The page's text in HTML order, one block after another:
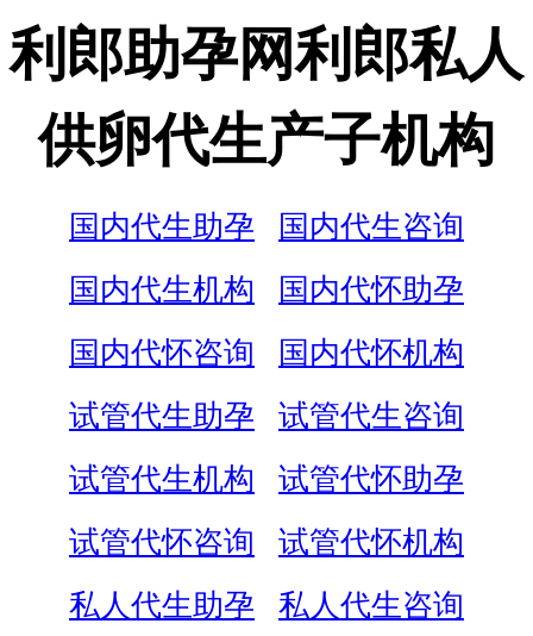
利郎助孕网利郎私人
供卵代生产子机构
国内代生助孕
国内代生咨询
国内代生机构
国内代怀助孕
国内代怀咨询
国内代怀机构
试管代生助孕
试管代生咨询
试管代生机构
试管代怀助孕
试管代怀咨询
试管代怀机构
私人代生助孕
私人代生咨询